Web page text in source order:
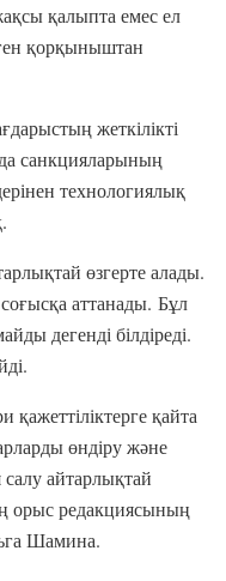
қалыпта емес ел
қорқыныштан
жеткілікті
санкцияларының
технологиялық
өзгерте алады.
аттанады. Бұл
дегенді білдіреді.
қайта
өндіру және
айтарлықтай
орыс редакциясының
Шамина.